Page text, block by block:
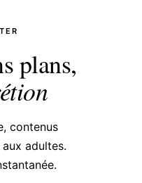
plans,
contenus
adultes.